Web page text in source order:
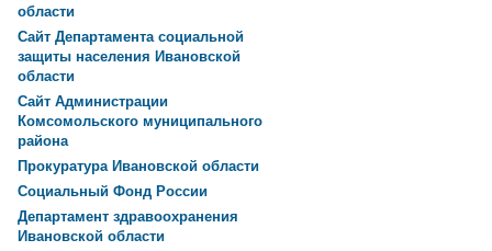
области
Сайт Департамента социальной
защиты населения Ивановской
области
Сайт Администрации
Комсомольского муниципального
района
Прокуратура Ивановской области
Социальный Фонд России
Департамент здравоохранения
Ивановской области